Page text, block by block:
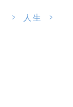
> 人生
>